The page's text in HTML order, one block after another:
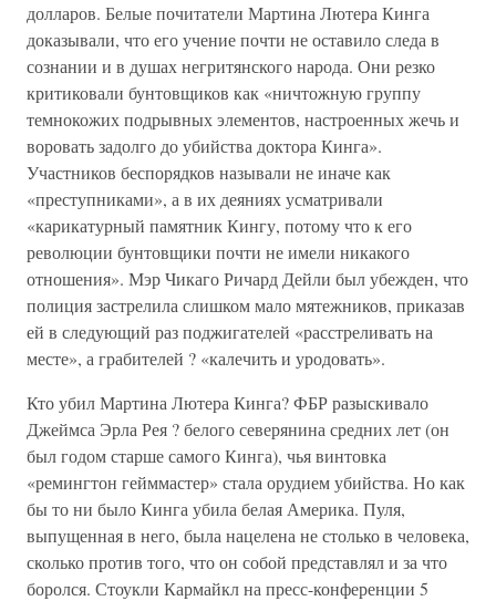
долларов. Белые почитатели Мартина Лютера Кинга
доказывали, что его учение почти не оставило следа в
сознании и в душах негритянского народа. Они резко
критиковали бунтовщиков как «ничтожную группу
темнокожих подрывных элементов, настроенных жечь и
воровать задолго до убийства доктора Кинга».
Участников беспорядков называли не иначе как
«преступниками», а в их деяниях усматривали
«карикатурный памятник Кингу, потому что к его
революции бунтовщики почти не имели никакого
отношения». Мэр Чикаго Ричард Дейли был убежден, что
полиция застрелила слишком мало мятежников, приказав
ей в следующий раз поджигателей «расстреливать на
месте», а грабителей ? «калечить и уродовать».
Кто убил Мартина Лютера Кинга? ФБР разыскивало
Джеймса Эрла Рея ? белого северянина средних лет (он
был годом старше самого Кинга), чья винтовка
«ремингтон гейммастер» стала орудием убийства. Но как
бы то ни было Кинга убила белая Америка. Пуля,
выпущенная в него, была нацелена не столько в человека,
сколько против того, что он собой представлял и за что
боролся. Стоукли Кармайкл на пресс-конференции 5